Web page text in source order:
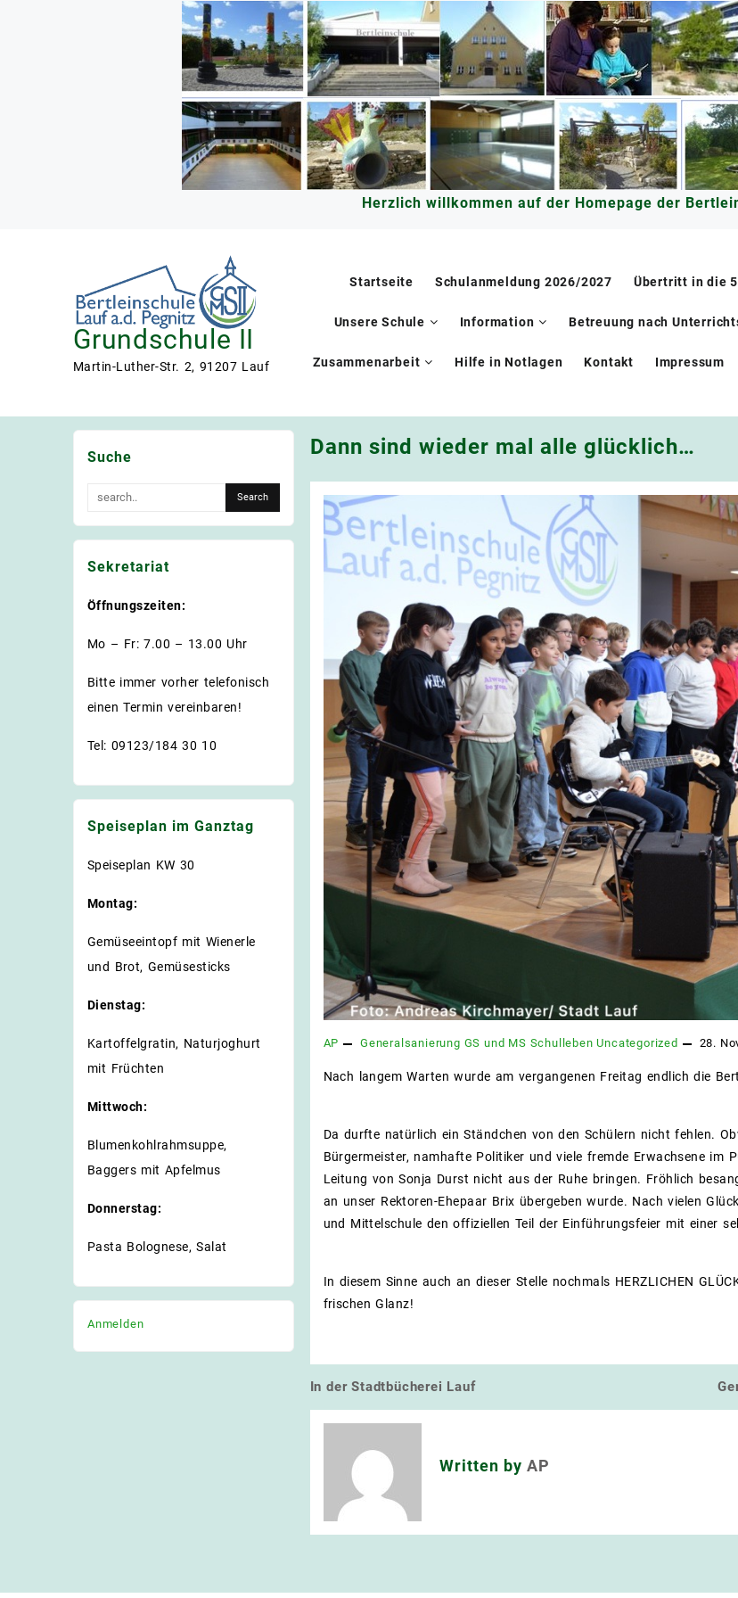
Herzlich willkommen auf der Homepage der
Grundschule II
Martin-Luther-Str. 2, 91207 Lauf
Startseite Schulanmeldung 2026/2027 Übertritt in die
Unsere Schule Information Betreuung nach
Zusammenarbeit Hilfe in Notlagen Kontakt Impressum
Dann sind wieder mal alle glücklich…
AP Generalsanierung GS und MS Schulleben Uncategorized 28.
Nach langem Warten wurde am vergangenen Freitag endlich die
Da durfte natürlich ein Ständchen von den Schülern nicht fehlen.
Bürgermeister, namhafte Politiker und viele fremde Erwachsene im
Leitung von Sonja Durst nicht aus der Ruhe bringen. Fröhlich
an unser Rektoren-Ehepaar Brix übergeben wurde. Nach vielen
und Mittelschule den offiziellen Teil der Einführungsfeier mit einer
In diesem Sinne auch an dieser Stelle nochmals HERZLICHEN
frischen Glanz!
Beitragsnavigation
In der Stadtbücherei Lauf
Written by AP
Suche
Sekretariat
Öffnungszeiten:
Mo – Fr: 7.00 – 13.00 Uhr
Bitte immer vorher telefonisch
einen Termin vereinbaren!
Tel: 09123/184 30 10
Speiseplan im Ganztag
Speiseplan KW 30
Montag:
Gemüseeintopf mit Wienerle
und Brot, Gemüsesticks
Dienstag:
Kartoffelgratin, Naturjoghurt
mit Früchten
Mittwoch:
Blumenkohlrahmsuppe,
Baggers mit Apfelmus
Donnerstag:
Pasta Bolognese, Salat
Anmelden